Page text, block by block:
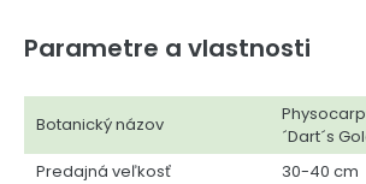
Parametre a vlastnosti
Botanický názov
´Dart´s
Predajná veľkosť
30-40 cm